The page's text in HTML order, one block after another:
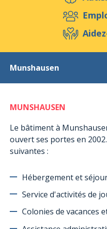
Evénements
Munshausen
Objectifs
Ethique
Structures
Capellen
Munshausen
Rambrouch
MUNSHAUSEN
Le bâtiment à
ouvert ses portes en
suivantes :
Hébergement et
Service d'activités de
Colonies de vacances